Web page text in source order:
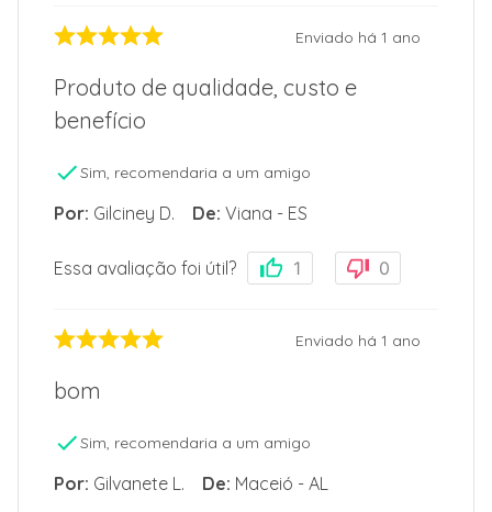
Enviado há 1 ano
Produto de qualidade, custo e
benefício
Sim, recomendaria a um amigo
Por: Gilciney D. De: Viana - ES
Essa avaliação foi útil? 1 0
Enviado há 1 ano
bom
Sim, recomendaria a um amigo
Por: Gilvanete L. De: Maceió - AL